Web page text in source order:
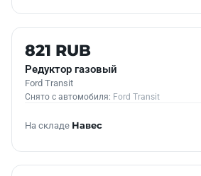
Б/У В НАЛИЧИИ
821 RUB
Редуктор газовый
Ford Transit
Снято с автомобиля: Ford Transit
На складе Навес